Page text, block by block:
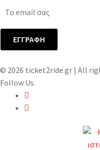
© 2026 ticket2ride.gr | All
Follow Us